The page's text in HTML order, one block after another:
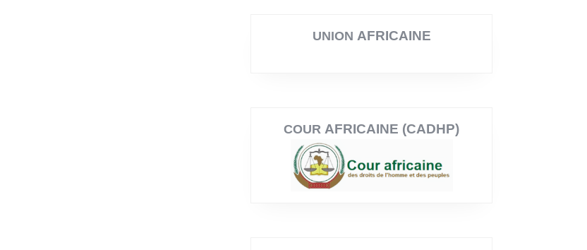
UNION AFRICAINE
COUR AFRICAINE (CADHP)